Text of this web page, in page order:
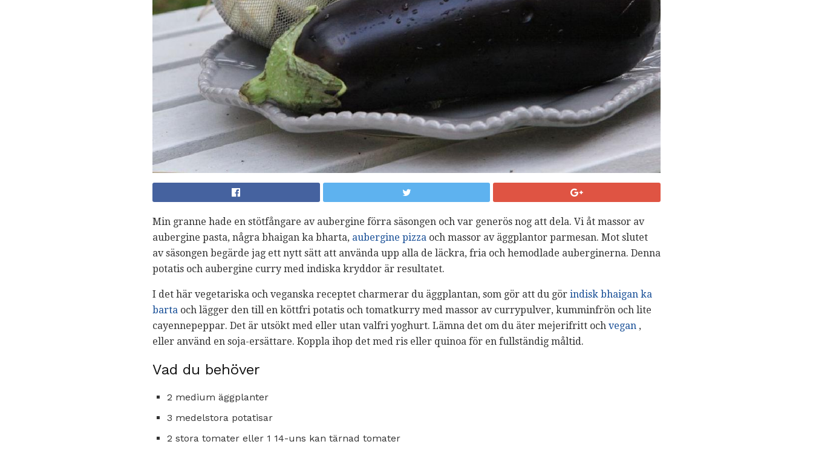
Min granne hade en stötfångare av aubergine förra säsongen och var generös nog att dela. Vi åt massor av
aubergine pasta, några bhaigan ka bharta, aubergine pizza och massor av äggplantor parmesan. Mot slutet
av säsongen begärde jag ett nytt sätt att använda upp alla de läckra, fria och hemodlade auberginerna. Denna
potatis och aubergine curry med indiska kryddor är resultatet.
I det här vegetariska och veganska receptet charmerar du äggplantan, som gör att du gör indisk bhaigan ka
barta och lägger den till en köttfri potatis och tomatkurry med massor av currypulver, kumminfrön och lite
cayennepeppar. Det är utsökt med eller utan valfri yoghurt. Lämna det om du äter mejerifritt och vegan ,
eller använd en soja-ersättare. Koppla ihop det med ris eller quinoa för en fullständig måltid.
Vad du behöver
2 medium äggplanter
3 medelstora potatisar
2 stora tomater eller 1 14-uns kan tärnad tomater